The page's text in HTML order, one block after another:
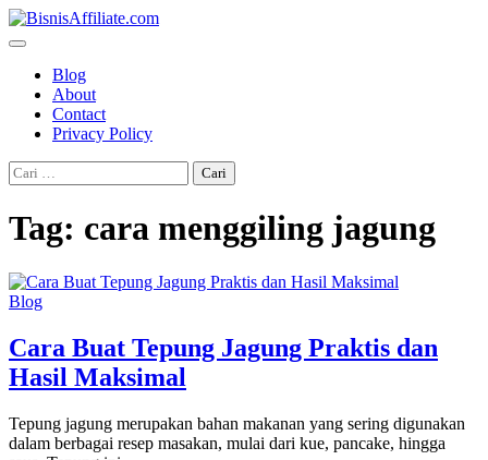
Skip
to
Blog
About
Contact
Privacy Policy
Cari
untuk:
Tag: cara menggiling jagung
Blog
Cara Buat Tepung Jagung Praktis dan
Hasil Maksimal
Tepung jagung merupakan bahan makanan yang sering digunakan
dalam berbagai resep masakan, mulai dari kue, pancake, hingga